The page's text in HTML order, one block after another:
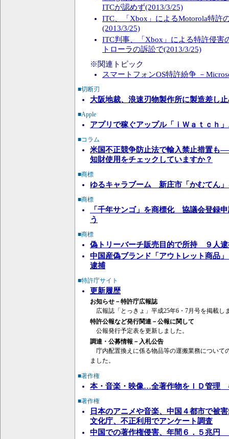
ITCが認めず(2013/3/25)
ITC、「Xbox」によるMotorola特許
(2013/3/25)
ITC判事、「Xbox」による特許侵害
トローラの訴訟で(2013/3/25)
※関連トピック
スマートフォンOS特許紛争 －
■切断刃
大阪地裁、浪速刃物製作所に製造差し
■Apple
アプリで稼ぐアップル「ｉＷａｔｃｈ
■コラム
米国不正競争防止法で輸入禁止措置も
知財使用をチェックしていますか？
■商標
ゆるキャラブーム 新庄市「かむてん
■商標
「千年サンゴ」を商標化 協議会登録
う
■商標
偽トリーバーチ販売目的で所持 ９人逮
中国産偽ブランド「アウトレット商品
逮捕
■特許庁サイト
更新履歴
お知らせ－特許庁広報誌
広報誌「とっきょ」平成25年6・7月号を掲載し
特許公報など発行関連－公報に関して
公報発行予定表を更新しました。
調達・公募情報－入札公告
庁内配置換えに係る物品等の運搬業務について
ました。
■著作権
本・音楽・映像…全著作物をＩＤ管理
■著作権
日本のアニメや音楽、中国４都市で被
文化庁、不正利用でアンケート調査
中国での著作権侵害、年間６．５兆円